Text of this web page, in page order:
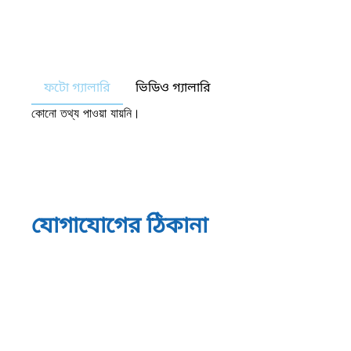
ফটো গ্যালারি ভিডিও গ্যালারি
কোনো তথ্য পাওয়া যায়নি।
যোগাযোগের ঠিকানা